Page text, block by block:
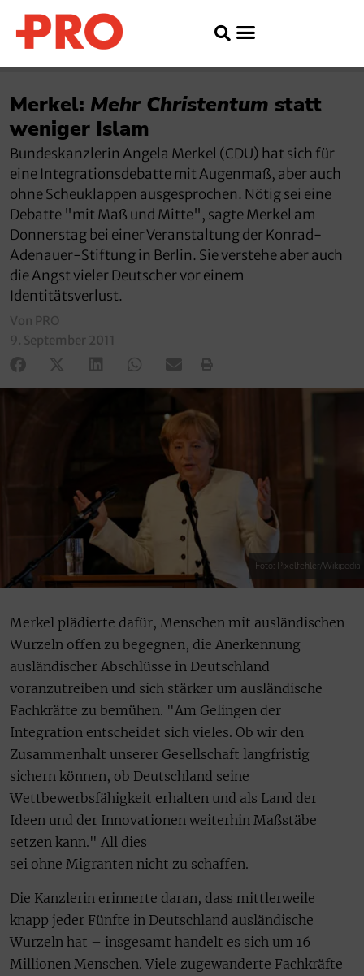
Merkel: Mehr Christentum statt
weniger Islam
Bundeskanzlerin Angela Merkel (CDU) hat sich für
eine Integrationsdebatte mit Augenmaß, aber auch
ohne Scheuklappen ausgesprochen. Nötig sei eine
Debatte "mit Maß und Mitte", sagte Merkel am
Donnerstag bei einer Veranstaltung der Konrad-
Adenauer-Stiftung in Berlin. Sie verstehe aber auch
die Angst vieler Deutscher vor einem
Identitätsverlust.
Von PRO
9. September 2011
Foto: Pixelfehler/Wikipedia
Merkel plädierte dafür, Menschen mit ausländischen
Wurzeln offen zu begegnen, die Anerkennung
ausländischer Abschlüsse in Deutschland
voranzutreiben und sich stärker um ausländische
Fachkräfte zu bemühen. "Am Gelingen der
Integration entscheidet sich vieles. Ob wir den
Zusammenhalt unserer Gesellschaft langfristig
sichern können, ob Deutschland seine
Wettbewerbsfähigkeit erhalten und als Land der
Ideen und der Innovationen weiterhin Maßstäbe
setzen kann." All dies
sei ohne Migranten nicht zu schaffen.
Die Kanzlerin erinnerte daran, dass mittlerweile
knapp jeder Fünfte in Deutschland ausländische
Wurzeln hat – insgesamt handelt es sich um 16
Millionen Menschen. Viele zugewanderte Fachkräfte